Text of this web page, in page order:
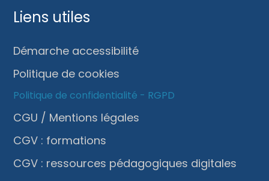
Liens utiles
Démarche accessibilité
Politique de cookies
Politique de confidentialité - RGPD
CGU / Mentions légales
CGV : formations
CGV : ressources pédagogiques digitales